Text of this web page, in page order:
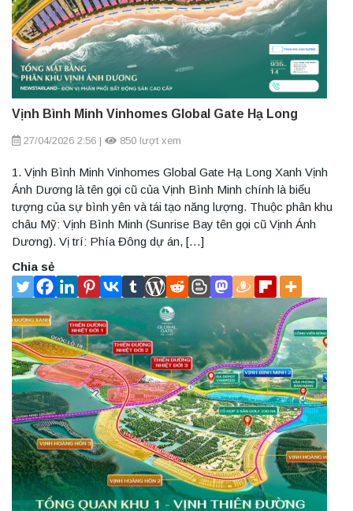
Vịnh Bình Minh Vinhomes Global Gate Hạ Long
27/04/2026 2:56 | 850 lượt xem
1. Vịnh Bình Minh Vinhomes Global Gate Hạ Long Xanh Vịnh
Ánh Dương là tên gọi cũ của Vịnh Bình Minh chính là biểu
tượng của sự bình yên và tái tạo năng lượng. Thuộc phân khu
châu Mỹ: Vịnh Bình Minh (Sunrise Bay tên gọi cũ Vịnh Ánh
Dương). Vị trí: Phía Đông dự án, […]
Chia sẻ